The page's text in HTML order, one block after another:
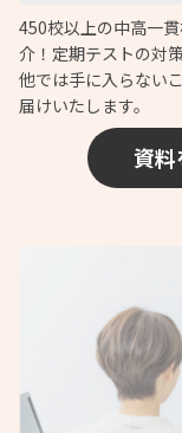
450校以上の中高一
介！定期テストの対
他では手に入らない
届けいたします。
資料